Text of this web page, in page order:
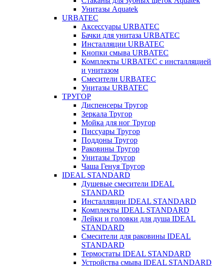
Унитазы Aquatek
URBATEC
Аксессуары URBATEC
Бачки для унитаза URBATEC
Инсталляции URBATEC
Кнопки смыва URBATEC
Комплекты URBATEC с инсталляцией
и унитазом
Смесители URBATEC
Унитазы URBATEC
ТРУГОР
Диспенсеры Тругор
Зеркала Тругор
Мойка для ног Тругор
Писсуары Тругор
Поддоны Тругор
Раковины Тругор
Унитазы Тругор
Чаша Генуя Тругор
IDEAL STANDARD
Душевые смесители IDEAL
STANDARD
Инсталляции IDEAL STANDARD
Комплекты IDEAL STANDARD
Лейки и головки для душа IDEAL
STANDARD
Смесители для раковины IDEAL
STANDARD
Термостаты IDEAL STANDARD
Устройства смыва IDEAL STANDARD